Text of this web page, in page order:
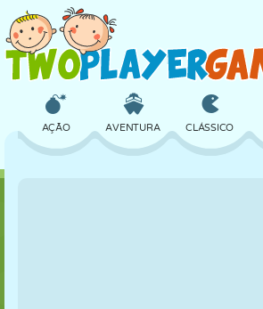
AÇÃO AVENTURA CLÁSSICO